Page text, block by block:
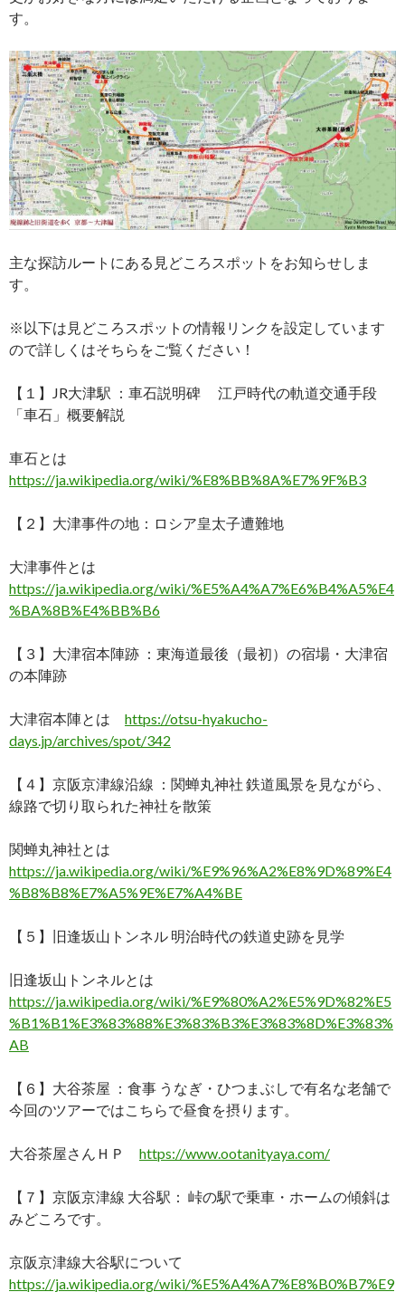
す。
主な探訪ルートにある見どころスポットをお知らせしま
す。
※以下は見どころスポットの情報リンクを設定しています
ので詳しくはそちらをご覧ください！
【１】JR大津駅 ：車石説明碑 江戸時代の軌道交通手段
「車石」概要解説
車石とは
https://ja.wikipedia.org/wiki/%E8%BB%8A%E7%9F%B3
【２】大津事件の地：ロシア皇太子遭難地
大津事件とは
https://ja.wikipedia.org/wiki/%E5%A4%A7%E6%B4%A5%E4
%BA%8B%E4%BB%B6
【３】大津宿本陣跡 ：東海道最後（最初）の宿場・大津宿
の本陣跡
大津宿本陣とは https://otsu-hyakucho-
days.jp/archives/spot/342
【４】京阪京津線沿線 ：関蝉丸神社 鉄道風景を見ながら、
線路で切り取られた神社を散策
関蝉丸神社とは
https://ja.wikipedia.org/wiki/%E9%96%A2%E8%9D%89%E4
%B8%B8%E7%A5%9E%E7%A4%BE
【５】旧逢坂山トンネル 明治時代の鉄道史跡を見学
旧逢坂山トンネルとは
https://ja.wikipedia.org/wiki/%E9%80%A2%E5%9D%82%E5
%B1%B1%E3%83%88%E3%83%B3%E3%83%8D%E3%83%
AB
【６】大谷茶屋 ：食事 うなぎ・ひつまぶしで有名な老舗で
今回のツアーではこちらで昼食を摂ります。
大谷茶屋さんＨＰ https://www.ootanityaya.com/
【７】京阪京津線 大谷駅： 峠の駅で乗車・ホームの傾斜は
みどころです。
京阪京津線大谷駅について
https://ja.wikipedia.org/wiki/%E5%A4%A7%E8%B0%B7%E9